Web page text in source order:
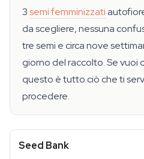
3semi femminizzati
da scegliere, nessuna
tre semi e circa nove
giorno del raccolto. Se vuoi
questo è tutto ciò che ti
procedere.
Seed Bank